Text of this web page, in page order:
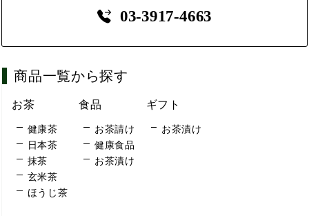
03-3917-4663
商品一覧から探す
お茶
健康茶
日本茶
抹茶
玄米茶
ほうじ茶
食品
お茶請け
健康食品
お茶漬け
ギフト
お茶漬け